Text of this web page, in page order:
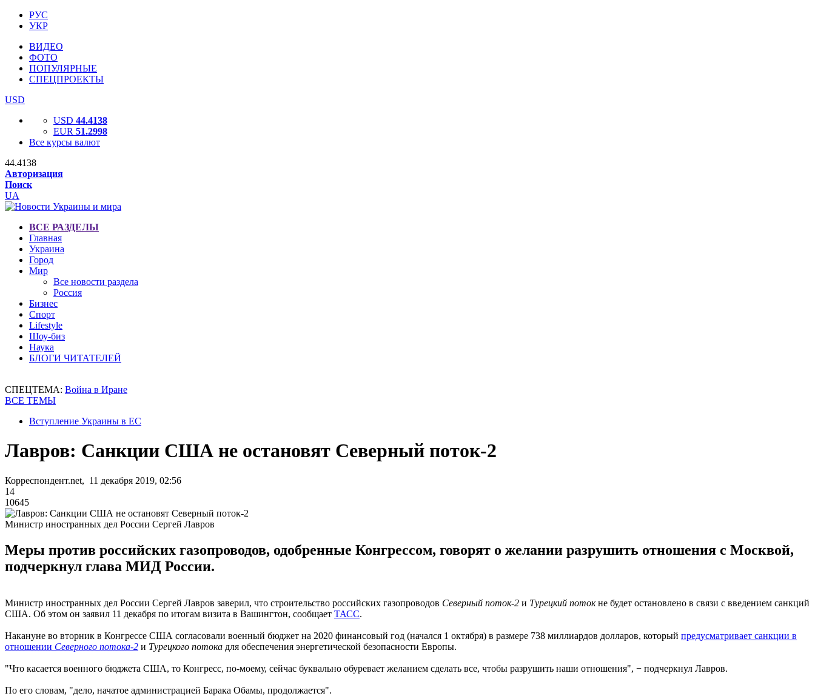
РУС
УКР
ВИДЕО
ФОТО
ПОПУЛЯРНЫЕ
СПЕЦПРОЕКТЫ
USD
USD 44.4138
EUR 51.2998
Все курсы валют
44.4138
Авторизация
Поиск
UA
ВСЕ РАЗДЕЛЫ
Главная
Украина
Город
Мир
Все новости раздела
Россия
Бизнес
Спорт
Lifestyle
Шоу-биз
Наука
БЛОГИ ЧИТАТЕЛЕЙ
СПЕЦТЕМА: Война в Иране
ВСЕ ТЕМЫ
Вступление Украины в ЕС
Лавров: Санкции США не остановят Северный поток-2
Корреспондент.net, 11 декабря 2019, 02:56
14
10645
Министр иностранных дел России Сергей Лавров
Меры против российских газопроводов, одобренные Конгрессом, говорят о желании разрушить отношения с Москвой,
подчеркнул глава МИД России.
Министр иностранных дел России Сергей Лавров заверил, что строительство российских газопроводов Северный поток-2 и Турецкий потокне будет остановлено в связи с введением санкций
США. Об этом он заявил 11 декабря по итогам визита в Вашингтон, сообщает ТАСС.
Накануне во вторник в Конгрессе США согласовали военный бюджет на 2020 финансовый год (начался 1 октября) в размере 738 миллиардов долларов, который предусматривает санкции в
отношении Северного потока-2 и Турецкого потока для обеспечения энергетической безопасности Европы.
"Что касается военного бюджета США, то Конгресс, по-моему, сейчас буквально обуревает желанием сделать все, чтобы разрушить наши отношения", − подчеркнул Лавров.
По его словам, "дело, начатое администрацией Барака Обамы, продолжается".